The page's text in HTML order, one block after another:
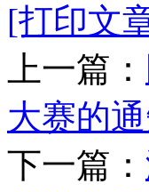
[打印文
上一篇：
大赛的
下一篇：